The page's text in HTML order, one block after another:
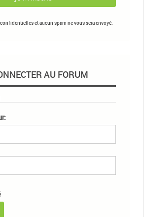
et aucun spam ne vous sera envoyé.
AU FORUM